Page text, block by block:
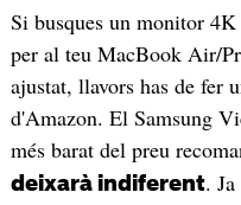
Si busques un monitor
per al teu MacBook Air/
ajustat, llavors has de fer
d'Amazon. El Samsung
més barat del preu
deixarà indiferent.